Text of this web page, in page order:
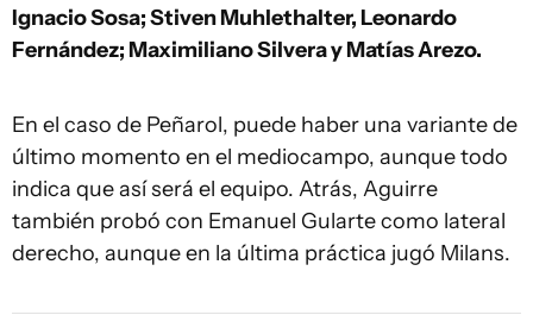
Ignacio Sosa; Stiven Muhlethalter, Leonardo
Fernández; Maximiliano Silvera y Matías Arezo.
En el caso de Peñarol, puede haber una variante de
último momento en el mediocampo, aunque todo
indica que así será el equipo. Atrás, Aguirre
también probó con Emanuel Gularte como lateral
derecho, aunque en la última práctica jugó Milans.